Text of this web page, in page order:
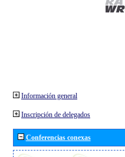
Información general
Inscripción de delegados
Conferencias conexas